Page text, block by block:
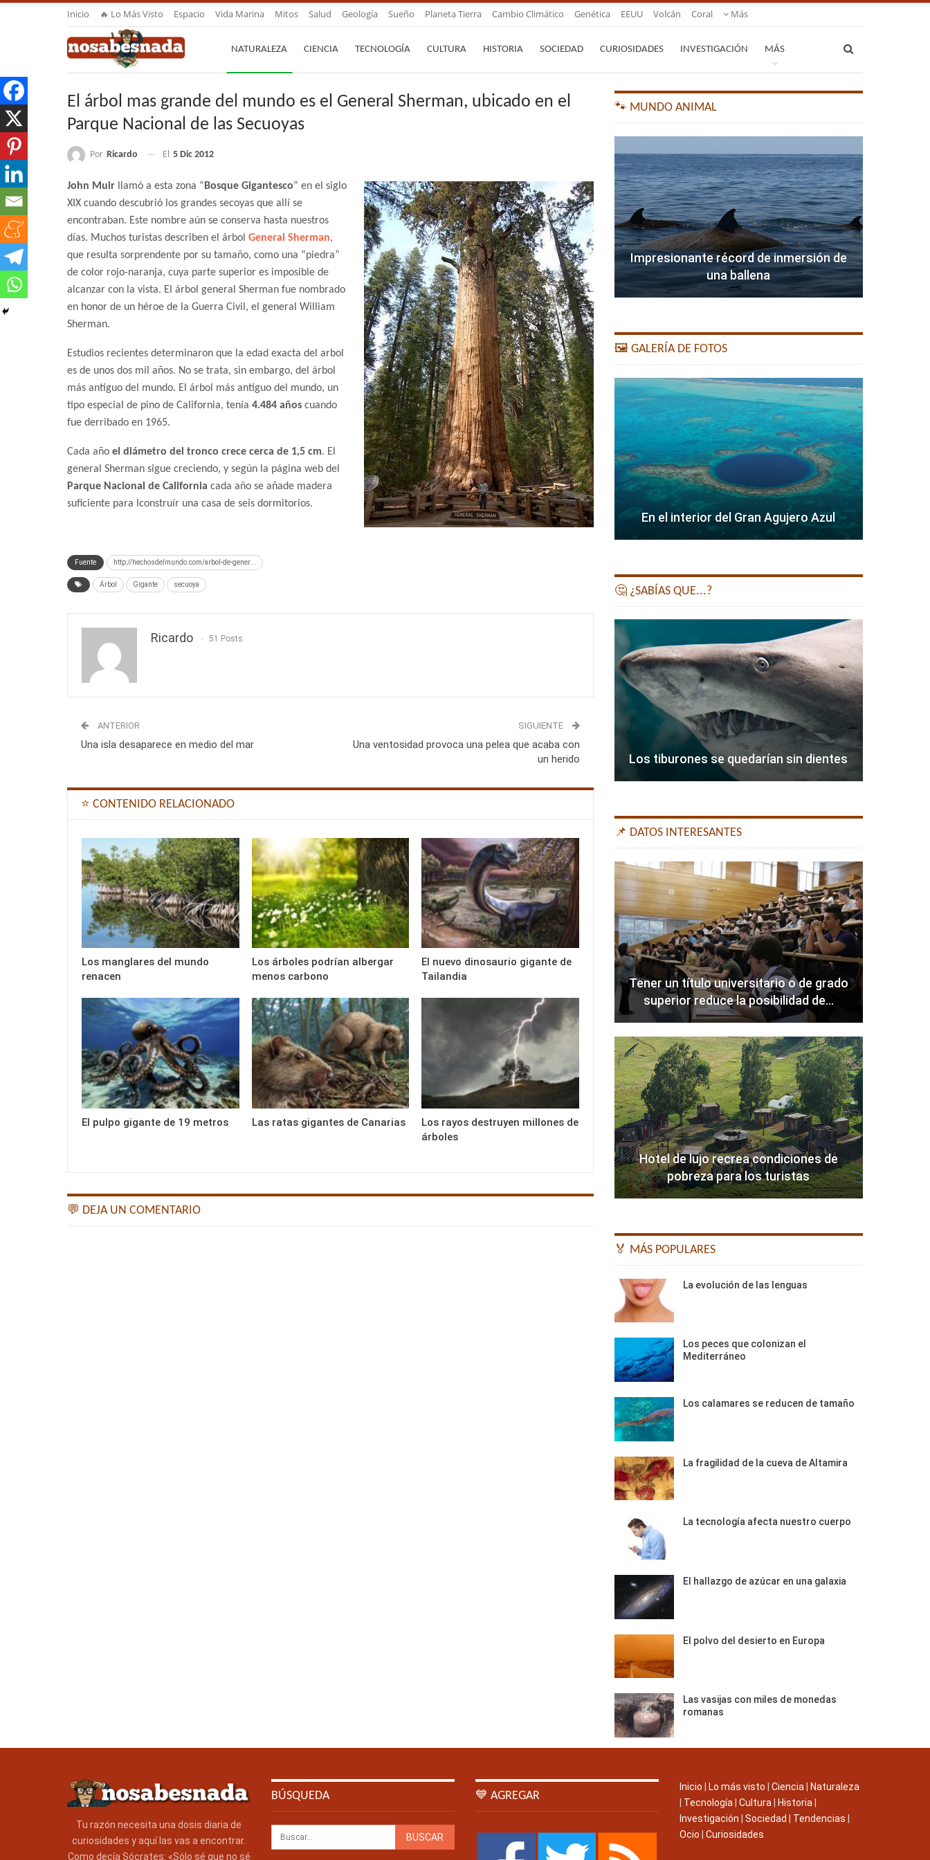
Inicio 🔥 Lo Más Visto Espacio Vida Marina Mitos Salud Geología Sueño Planeta Tierra Cambio Climático Genética EEUU Volcán Coral Más
NATURALEZA CIENCIA TECNOLOGÍA CULTURA HISTORIA SOCIEDAD CURIOSIDADES INVESTIGACIÓN MÁS
El árbol mas grande del mundo es el General Sherman, ubicado en el
Parque Nacional de las Secuoyas
Por Ricardo El 5 Dic 2012
John Muir llamó a esta zona “Bosque Gigantesco” en el siglo
XIX cuando descubrió los grandes secoyas que allí se
encontraban. Este nombre aún se conserva hasta nuestros
días. Muchos turistas describen el árbol General Sherman,
que resulta sorprendente por su tamaño, como una “piedra”
de color rojo-naranja, cuya parte superior es imposible de
alcanzar con la vista. El árbol general Sherman fue nombrado
en honor de un héroe de la Guerra Civil, el general William
Sherman.
Estudios recientes determinaron que la edad exacta del arbol
es de unos dos mil años. No se trata, sin embargo, del árbol
más antiguo del mundo. El árbol más antiguo del mundo, un
tipo especial de pino de California, tenía 4.484 años cuando
fue derribado en 1965.
Cada año el diámetro del tronco crece cerca de 1,5 cm. El
general Sherman sigue creciendo, y según la página web del
Parque Nacional de California cada año se añade madera
suficiente para lconstruír una casa de seis dormitorios.
Fuente http://hechosdelmundo.com/arbol-de-gener...
Árbol Gigante secuoya
Ricardo 51 Posts
ANTERIOR
Una isla desaparece en medio del mar
SIGUIENTE
Una ventosidad provoca una pelea que acaba con
un herido
⭐ CONTENIDO RELACIONADO
Los manglares del mundo
renacen
Los árboles podrían albergar
menos carbono
El nuevo dinosaurio gigante de
Tailandia
El pulpo gigante de 19 metros Las ratas gigantes de Canarias
Los rayos destruyen millones de
árboles
💬 DEJA UN COMENTARIO
🐾 MUNDO ANIMAL
Impresionante récord de inmersión de
una ballena
🖼️ GALERÍA DE FOTOS
En el interior del Gran Agujero Azul
🤔 ¿SABÍAS QUE...?
Los tiburones se quedarían sin dientes
📌 DATOS INTERESANTES
Tener un título universitario o de grado
superior reduce la posibilidad de…
Hotel de lujo recrea condiciones de
pobreza para los turistas
🏅 MÁS POPULARES
La evolución de las lenguas
Los peces que colonizan el
Mediterráneo
Los calamares se reducen de tamaño
La fragilidad de la cueva de Altamira
La tecnología afecta nuestro cuerpo
El hallazgo de azúcar en una galaxia
El polvo del desierto en Europa
Las vasijas con miles de monedas
romanas
Tu razón necesita una dosis diaria de
curiosidades y aquí las vas a encontrar.
Como decía Sócrates: «Sólo sé que no sé
BÚSQUEDA 💙 AGREGAR
Inicio Lo más visto Ciencia
Naturaleza
Tecnología Cultura Historia
Investigación
Sociedad Tendencias
Ocio
Curiosidades